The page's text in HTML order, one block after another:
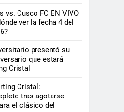
vs. Cusco FC EN VIVO
ver la fecha 4 del
presentó su
que estará
Cristal
Cristal:
tras agotarse
el clásico del